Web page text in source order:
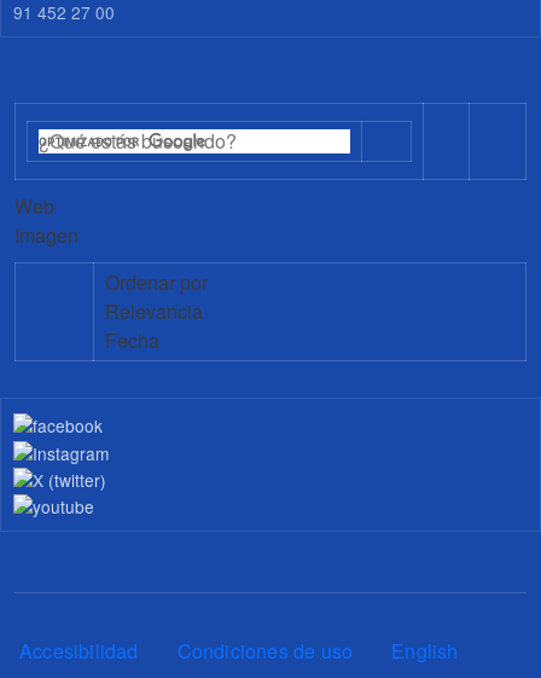
91 452 27 00
Web
Imagen
Ordenar por
Relevancia
Fecha
Pie de página
Accesibilidad Condiciones de uso English